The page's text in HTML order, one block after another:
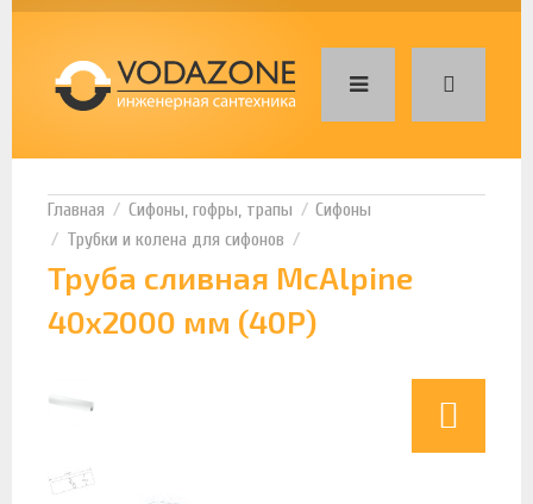
Сифоны, гофры, трапы
Сифоны
Трубки и колена для сифонов
Труба сливная McAlpine
40x2000 мм (40P)